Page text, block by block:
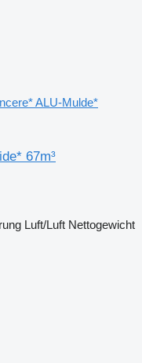
ALU-Mulde*
67m³
Luft/Luft Nettogewicht